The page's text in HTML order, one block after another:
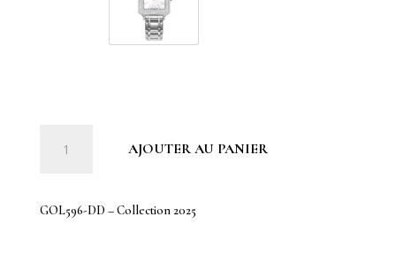
GOL596-SS-DD-7
-
AJOUTER AU PANIER
GOL596-DD – Collection 2025